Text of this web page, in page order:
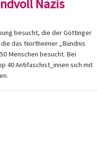
Nazis
besucht, die der Göttinger
das Northeimer „Bündnis
Menschen besucht. Bei
40 Antifaschist_innen sich mit